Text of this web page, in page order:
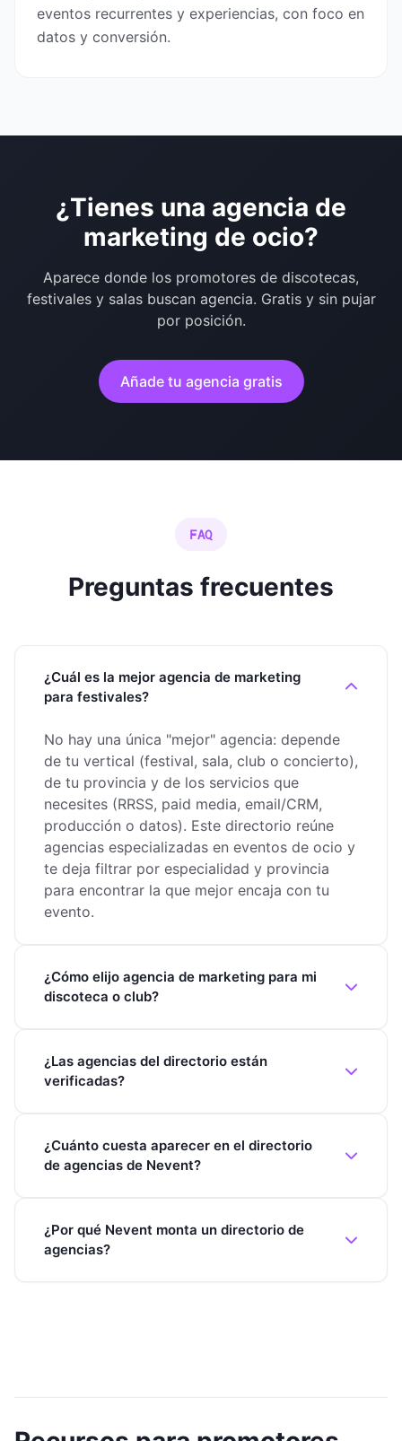
eventos recurrentes y experiencias, con foco en
datos y conversión.
¿Tienes una agencia de
marketing de ocio?
Aparece donde los promotores de discotecas,
festivales y salas buscan agencia. Gratis y sin pujar
por posición.
Añade tu agencia gratis
FAQ
Preguntas frecuentes
¿Cuál es la mejor agencia de marketing
para festivales?
No hay una única "mejor" agencia: depende
de tu vertical (festival, sala, club o concierto),
de tu provincia y de los servicios que
necesites (RRSS, paid media, email/CRM,
producción o datos). Este directorio reúne
agencias especializadas en eventos de ocio y
te deja filtrar por especialidad y provincia
para encontrar la que mejor encaja con tu
evento.
¿Cómo elijo agencia de marketing para mi
discoteca o club?
¿Las agencias del directorio están
verificadas?
¿Cuánto cuesta aparecer en el directorio
de agencias de Nevent?
¿Por qué Nevent monta un directorio de
agencias?